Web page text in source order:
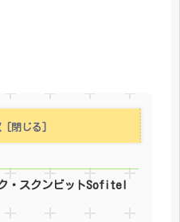
・スクンビットSofitel